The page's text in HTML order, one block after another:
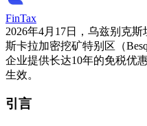
FinTax
2026年4月17日，乌兹别克
斯卡拉加密挖矿特别区（
企业提供长达10年的免税优
生效。
引言